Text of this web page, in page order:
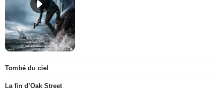
Tombé du ciel
La fin d’Oak Street